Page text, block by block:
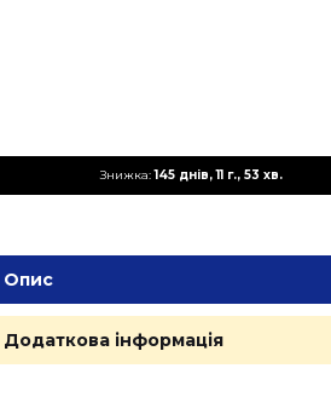
Знижка:145 днів, 11 г., 53 хв.
Опис
Додаткова інформація